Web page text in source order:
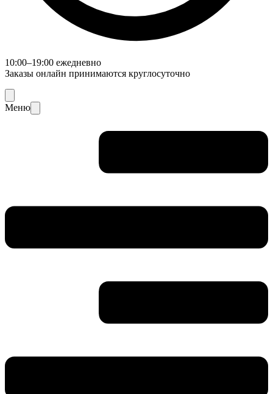
10:00–19:00 ежедневно
Заказы онлайн принимаются круглосуточно
Меню